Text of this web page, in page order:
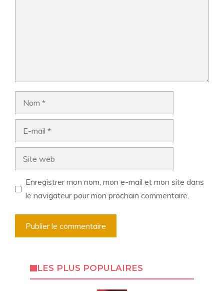
Enregistrer mon nom, mon e-mail et mon site dans
le navigateur pour mon prochain commentaire.
LES PLUS POPULAIRES